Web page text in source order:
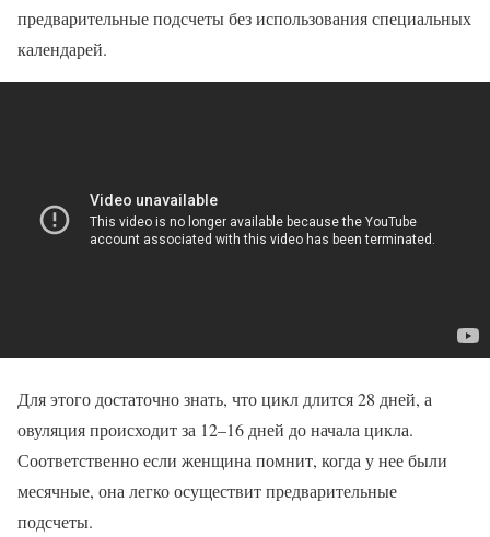
предварительные подсчеты без использования специальных
календарей.
Для этого достаточно знать, что цикл длится 28 дней, а
овуляция происходит за 12–16 дней до начала цикла.
Соответственно если женщина помнит, когда у нее были
месячные, она легко осуществит предварительные
подсчеты.